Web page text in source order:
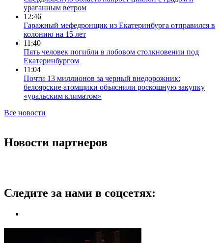
ураганным ветром
12:46
Гаражный мефедронщик из Екатеринбурга отправился в
колонию на 15 лет
11:40
Пять человек погибли в лобовом столкновении под
Екатеринбургом
11:04
Почти 13 миллионов за черный внедорожник:
белоярские атомщики объяснили роскошную закупку
«уральским климатом»
Все новости
Новости партнеров
Следите за нами в соцсетях: